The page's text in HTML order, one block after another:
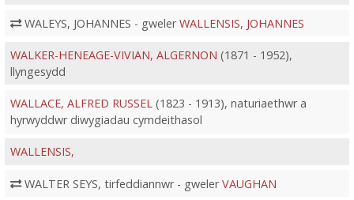
WALEYS, JOHANNES - gwelerWALLENSIS, JOHANNES
WALKER-HENEAGE-VIVIAN, ALGERNON (1871 - 1952),
llyngesydd
WALLACE, ALFRED RUSSEL(1823 - 1913), naturiaethwr a
hyrwyddwr diwygiadau cymdeithasol
WALLENSIS,
WALTER SEYS, tirfeddiannwr - gwelerVAUGHAN